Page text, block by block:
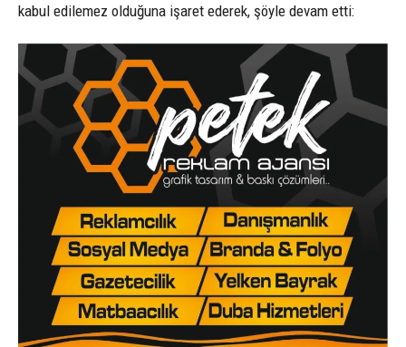
kabul edilemez olduğuna işaret ederek, şöyle devam etti: